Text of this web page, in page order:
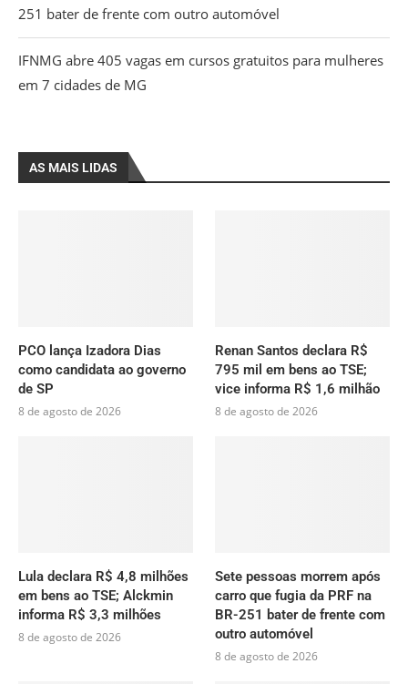
251 bater de frente com outro automóvel
IFNMG abre 405 vagas em cursos gratuitos para mulheres
em 7 cidades de MG
AS MAIS LIDAS
PCO lança Izadora Dias
como candidata ao governo
de SP
8 de agosto de 2026
Renan Santos declara R$
795 mil em bens ao TSE;
vice informa R$ 1,6 milhão
8 de agosto de 2026
Lula declara R$ 4,8 milhões
em bens ao TSE; Alckmin
informa R$ 3,3 milhões
8 de agosto de 2026
Sete pessoas morrem após
carro que fugia da PRF na
BR-251 bater de frente com
outro automóvel
8 de agosto de 2026